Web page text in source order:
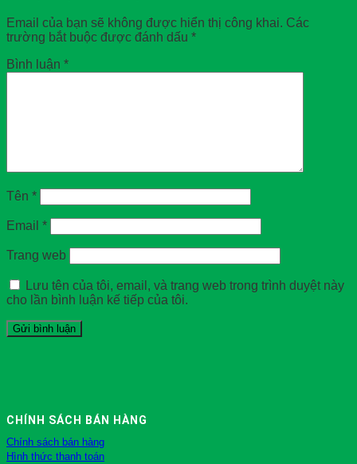
Email của bạn sẽ không được hiển thị công khai. Các
trường bắt buộc được đánh dấu *
Bình luận *
Tên *
Email *
Trang web
Lưu tên của tôi, email, và trang web trong trình duyệt này
cho lần bình luận kế tiếp của tôi.
CHÍNH SÁCH BÁN HÀNG
Chính sách bán hàng
Hình thức thanh toán